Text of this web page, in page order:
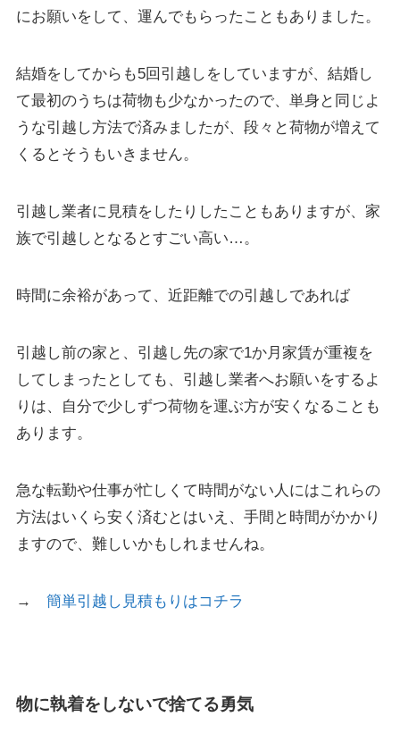
にお願いをして、運んでもらったこともありました。
結婚をしてからも5回引越しをしていますが、結婚し
て最初のうちは荷物も少なかったので、単身と同じよ
うな引越し方法で済みましたが、段々と荷物が増えて
くるとそうもいきません。
引越し業者に見積をしたりしたこともありますが、家
族で引越しとなるとすごい高い…。
時間に余裕があって、近距離での引越しであれば
引越し前の家と、引越し先の家で1か月家賃が重複を
してしまったとしても、引越し業者へお願いをするよ
りは、自分で少しずつ荷物を運ぶ方が安くなることも
あります。
急な転勤や仕事が忙しくて時間がない人にはこれらの
方法はいくら安く済むとはいえ、手間と時間がかかり
ますので、難しいかもしれませんね。
→ 簡単引越し見積もりはコチラ
物に執着をしないで捨てる勇気